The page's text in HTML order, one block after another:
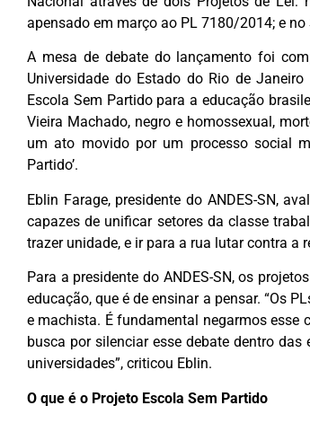
apensado em março ao PL 7180/2014; e
A mesa de debate do lançamento foi
Universidade do Estado do Rio de
Escola Sem Partido para a educação
Vieira Machado, negro e homossexual,
um ato movido por um processo social
Partido’.
Eblin Farage, presidente do ANDES-SN,
capazes de unificar setores da classe
trazer unidade, e ir para a rua lutar contra a
Para a presidente do ANDES-SN, os
educação, que é de ensinar a pensar. “Os
e machista. É fundamental negarmos esse
busca por silenciar esse debate dentro
universidades”, criticou Eblin.
O que é o Projeto Escola Sem Partido